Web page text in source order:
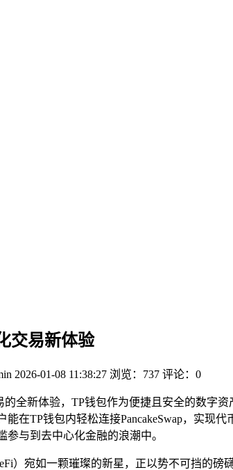
交易新体验
2026-01-08 11:38:27 浏览：737 评论：0
的全新体验，TP钱包作为便捷且安全的数字
在TP钱包内轻松连接PancakeSwap，实现
与到去中心化金融的浪潮中。
）宛如一颗璀璨的新星，正以势不可挡的